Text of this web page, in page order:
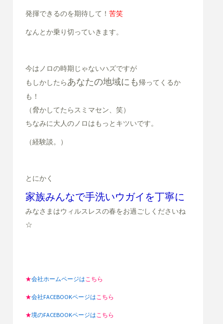
発揮できるのを期待して！苦笑
なんとか乗り切っていきます。
今はノロの時期じゃないハズですが
もしかしたらあなたの地域にも 帰ってくるか
も！
（脅かしてたらスミマセン、笑）
ちなみに大人のノロはもっとキツいです。
（経験談。）
とにかく
家族みんなで手洗いウガイを丁寧に
みなさまはウィルスレスの春をお過ごしくださいね
☆
★会社ホームページは こちら
★会社FACEBOOKページは こちら
★境のFACEBOOKページは こちら